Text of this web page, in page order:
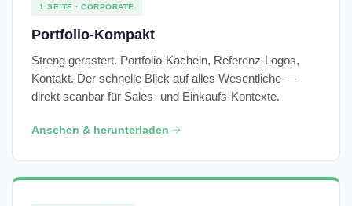
1 SEITE · CORPORATE
Portfolio-Kompakt
Streng gerastert. Portfolio-Kacheln, Referenz-Logos,
Kontakt. Der schnelle Blick auf alles Wesentliche —
direkt scanbar für Sales- und Einkaufs-Kontexte.
Ansehen & herunterladen